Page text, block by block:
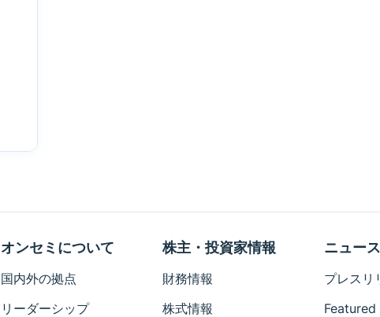
オンセミについて
国内外の拠点
リーダーシップ
株主・投資家情報
財務情報
株式情報
ニュー
プレスリ